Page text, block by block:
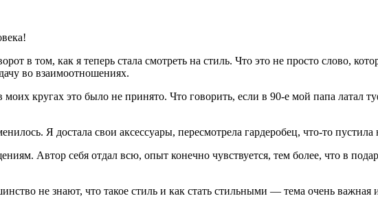
в том, как я теперь стала смотреть на стиль. Что это не просто слово,
во взаимоотношениях.
кругах это было не принято. Что говорить, если в 90-е мой папа латал
Я достала свои аксессуары, пересмотрела гардеробец, что-то
Автор себя отдал всю, опыт конечно чувствуется, тем более, что в
не знают, что такое стиль и как стать стильными — тема очень важная